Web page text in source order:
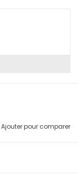
Ajouter pour comparer